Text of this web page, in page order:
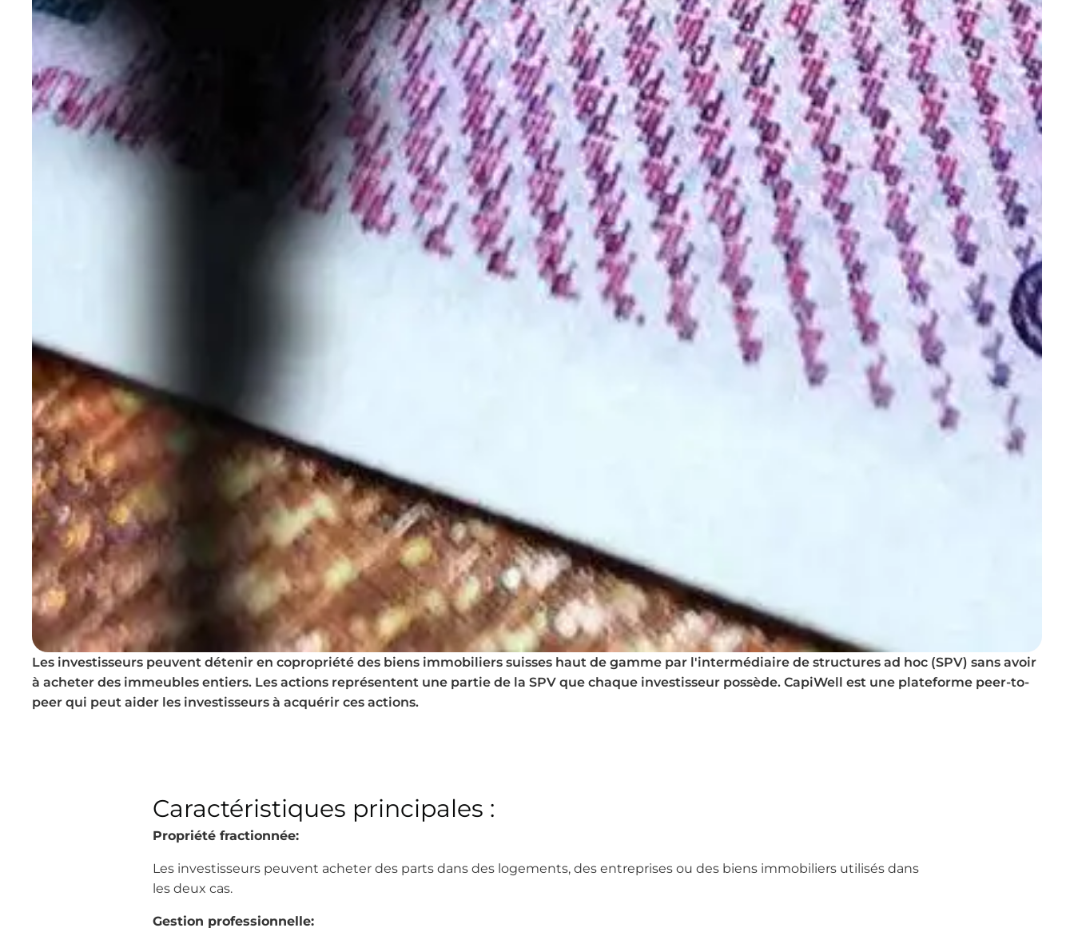
Les investisseurs peuvent détenir en copropriété des biens immobiliers suisses haut de gamme par l'intermédiaire de structures ad hoc (SPV) sans avoir
à acheter des immeubles entiers. Les actions représentent une partie de la SPV que chaque investisseur possède. CapiWell est une plateforme peer-to-
peer qui peut aider les investisseurs à acquérir ces actions.
Caractéristiques principales :
Propriété fractionnée:
Les investisseurs peuvent acheter des parts dans des logements, des entreprises ou des biens immobiliers utilisés dans
les deux cas.
Gestion professionnelle: